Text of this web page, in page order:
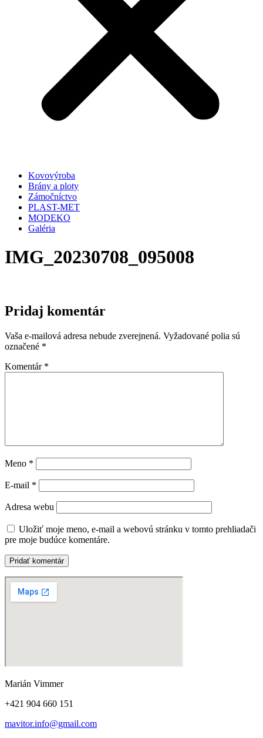
Kovovýroba
Brány a ploty
Zámočníctvo
PLAST-MET
MODEKO
Galéria
IMG_20230708_095008
Pridaj komentár
Vaša e-mailová adresa nebude zverejnená. Vyžadované polia sú
označené *
Komentár *
Meno *
E-mail *
Adresa webu
Uložiť moje meno, e-mail a webovú stránku v tomto prehliadači
pre moje budúce komentáre.
Marián Vimmer
+421 904 660 151
mavitor.info@gmail.com